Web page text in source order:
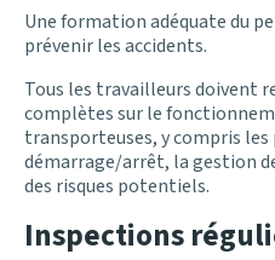
Une formation adéquate du
prévenir les accidents.
Tous les travailleurs doivent
complètes sur le
transporteuses, y compris les
démarrage/arrêt, la gestion
des risques potentiels.
Inspections